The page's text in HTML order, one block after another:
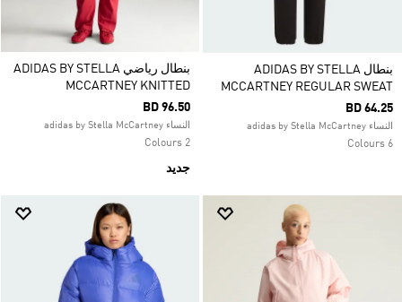
بنطال ADIDAS BY STELLA
MCCARTNEY REGULAR SWEAT
BD 64.25
النساء adidas by Stella McCartney
6 Colours
بنطال رياضي ADIDAS BY STELLA
MCCARTNEY KNITTED
BD 96.50
النساء adidas by Stella McCartney
2 Colours
جديد